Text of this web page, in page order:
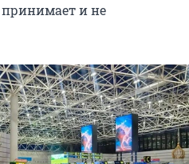
принимает и не